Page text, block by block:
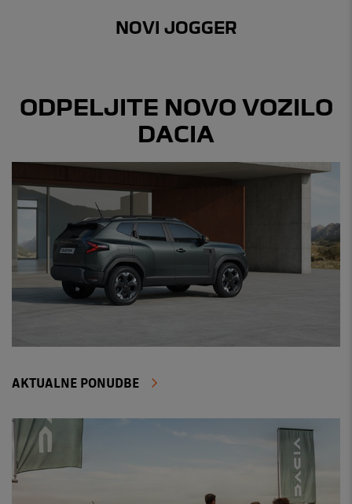
NOVI JOGGER
ODPELJITE NOVO VOZILO
DACIA
AKTUALNE PONUDBE